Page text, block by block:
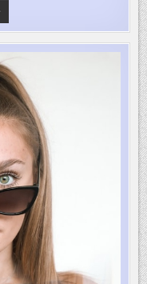
WOWEREIT,
SPD